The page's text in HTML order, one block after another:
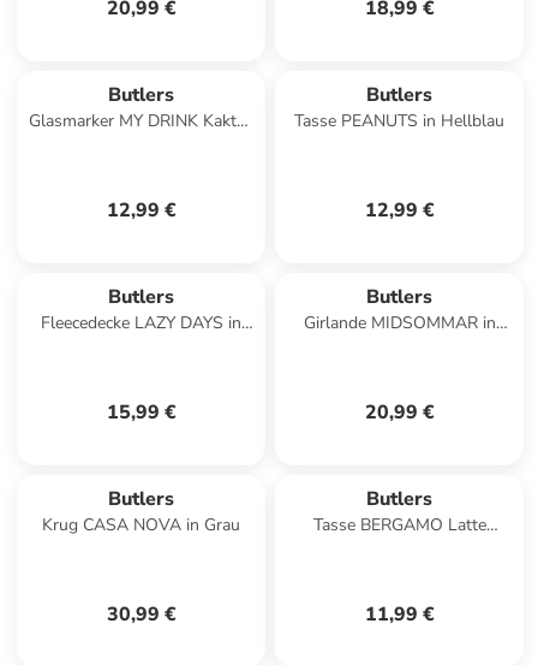
20,99 € 18,99 €
Butlers
Glasmarker MY DRINK Kaktus
12,99 €
Butlers
Tasse PEANUTS in Hellblau
12,99 €
Butlers
Fleecedecke LAZY DAYS in
15,99 €
Butlers
Girlande MIDSOMMAR in
20,99 €
Butlers
Krug CASA NOVA in Grau
30,99 €
Butlers
Tasse BERGAMO Latte
11,99 €